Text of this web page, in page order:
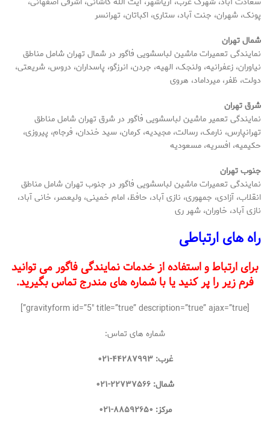
پونک، شهران، جنت آباد، ستاری، اکباتان، تهرانسر
شمال تهران
نمایندگی تعمیرات ماشین لباسشویی فاگور در شمال تهران شامل مناطق
نیاوران، زعفرانیه، ولنجک، الهیه، جردن، انرزگو، پاسداران، دروس، شریعتی،
دولت، ظفر، میرداماد، هروی
شرق تهران
نمایندگی تعمیر ماشین لباسشویی فاگور در شرق تهرانشامل مناطق
تهرانپارس، نارمک، رسالت، مجیدیه، کرمان، سید خندان، فرجام، پیروزی،
حکیمیه، افسریه، مسعودیه
جنوب تهران
نمایندگی تعمیرات ماشین لباسشویی فاگور در جنوب تهرانشامل مناطق
انقلاب، آزادی، جمهوری، نازی آباد، حافظ، امام خمینی، ولیعصر، خانی آباد،
نازی آباد، خاوران، شهر ری
راه های ارتباطی
برای ارتباط و استفاده از خدمات نمایندگی فاگور می توانید
فرم زیر را پر کنید یا با شماره های مندرج تماس بگیرید.
[gravityform id=”5″ title=”true” description=”true” ajax=”true”]
شماره های تماس:
غرب: ۴۴۲۸۷۹۹۳-۰۲۱
شمال: ۲۲۷۳۷۵۶۶-۰۲۱
مرکز: ۸۸۵۹۲۶۵۰-۰۲۱